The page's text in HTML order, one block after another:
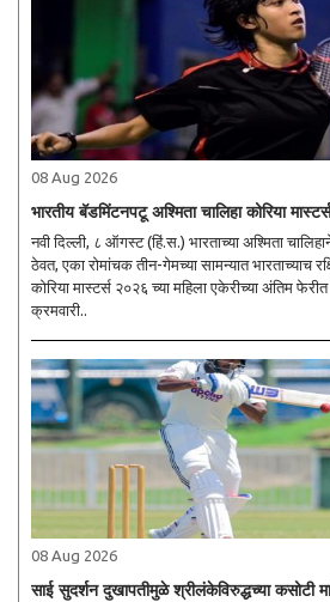
08 Aug 2026
भारतीय बॅडमिंटनपटू अश्मिता चालिहा कोरिया
नवी दिल्ली, ८ ऑगस्ट (हिं.स.) भारताच्या अश्मिता
ठेवत, एका रोमांचक तीन-गेमच्या सामन्यात भारताच्याच
कोरिया मास्टर्स २०२६ च्या महिला एकेरीच्या अंतिम
क्रमवारी..
08 Aug 2026
साई सुदर्शन दुखापतीमुळे श्रीलंकेविरुद्धच्या कसोटी